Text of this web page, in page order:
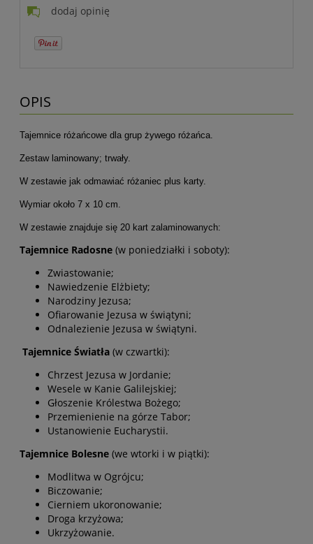
dodaj opinię
OPIS
Tajemnice różańcowe dla grup żywego różańca.
Zestaw laminowany; trwały.
W zestawie jak odmawiać różaniec plus karty.
Wymiar około 7 x 10 cm.
W zestawie znajduje się 20 kart zalaminowanych:
Tajemnice Radosne (w poniedziałki i soboty):
Zwiastowanie;
Nawiedzenie Elżbiety;
Narodziny Jezusa;
Ofiarowanie Jezusa w świątyni;
Odnalezienie Jezusa w świątyni.
Tajemnice Światła (w czwartki):
Chrzest Jezusa w Jordanie;
Wesele w Kanie Galilejskiej;
Głoszenie Królestwa Bożego;
Przemienienie na górze Tabor;
Ustanowienie Eucharystii.
Tajemnice Bolesne (we wtorki i w piątki):
Modlitwa w Ogrójcu;
Biczowanie;
Cierniem ukoronowanie;
Droga krzyżowa;
Ukrzyżowanie.